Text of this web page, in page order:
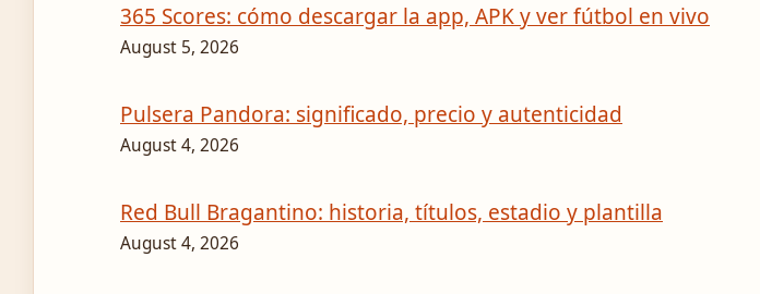
365 Scores: cómo descargar la app, APK y ver fútbol en vivo
August 5, 2026
Pulsera Pandora: significado, precio y autenticidad
August 4, 2026
Red Bull Bragantino: historia, títulos, estadio y plantilla
August 4, 2026